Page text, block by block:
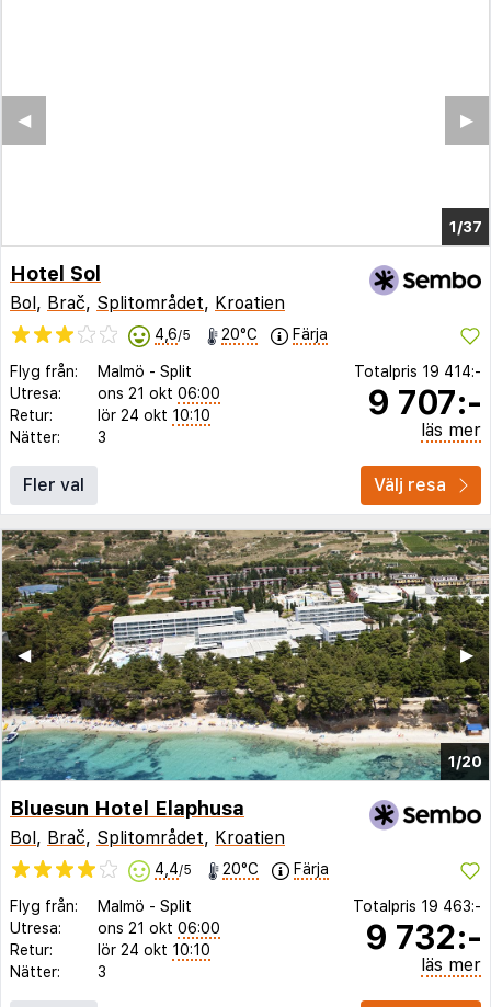
1/33
▶︎
◀︎
Hotel Sol
Bol , Brač, Splitområdet, Kroatien
4,6/5 20°C Färja
Flyg från: Malmö - Split
Utresa:
ons 21 okt 06:00
Retur:
lör 24 okt 10:10
Nätter:
3
Totalpris 19 414:-
9 707:-
läs mer
Fler val Välj resa
1/20
▶︎
◀︎
Bluesun Hotel Elaphusa
Bol , Brač, Splitområdet, Kroatien
4,4/5 20°C Färja
Flyg från: Malmö - Split
Utresa:
ons 21 okt 06:00
Retur:
lör 24 okt 10:10
Nätter:
3
Totalpris 19 463:-
9 732:-
läs mer